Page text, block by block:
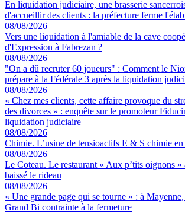
En liquidation judiciaire, une brasserie
d'accueillir des clients : la préfecture ferme
08/08/2026
Vers une liquidation à l'amiable de la cave
d'Expression à Fabrezan ?
08/08/2026
"On a dû recruter 60 joueurs" : Comment le
prépare à la Fédérale 3 après la liquidation
08/08/2026
« Chez mes clients, cette affaire provoque du
des divorces » : enquête sur le promoteur
liquidation judiciaire
08/08/2026
Chimie. L’usine de tensioactifs E & S chimie en
08/08/2026
Le Coteau. Le restaurant « Aux p’tits oignons
baissé le rideau
08/08/2026
« Une grande page qui se tourne » : à
Grand Bi contrainte à la fermeture